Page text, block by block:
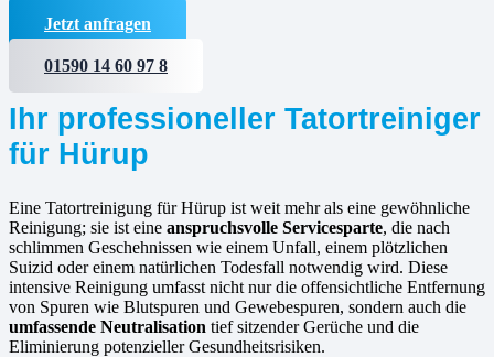
Jetzt anfragen
01590 14 60 97 8
Ihr professioneller Tatortreiniger
für Hürup
Eine Tatortreinigung für Hürup ist weit mehr als eine gewöhnliche
Reinigung; sie ist eine anspruchsvolle Servicesparte, die nach
schlimmen Geschehnissen wie einem Unfall, einem plötzlichen
Suizid oder einem natürlichen Todesfall notwendig wird. Diese
intensive Reinigung umfasst nicht nur die offensichtliche Entfernung
von Spuren wie Blutspuren und Gewebespuren, sondern auch die
umfassende Neutralisation tief sitzender Gerüche und die
Eliminierung potenzieller Gesundheitsrisiken.